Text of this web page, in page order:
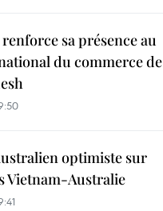
sa présence au
du commerce de
optimiste sur
Vietnam-Australie